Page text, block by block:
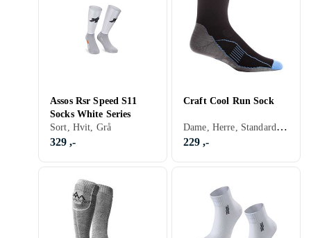
Assos Rsr Speed S11
Socks White Series
Sort, Hvit, Grå
329 ,-
Craft Cool Run Sock
Dame, Herre, Standard, Sort, Hvit, Grå, Blå, Grønn, Rosa, Lilla
229 ,-